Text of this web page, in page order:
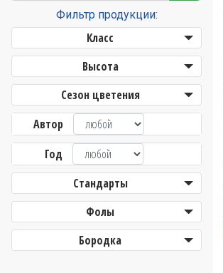
Фильтр продукции:
Класс
Высота
Сезон цветения
Автор
Год
Стандарты
Фолы
Бородка